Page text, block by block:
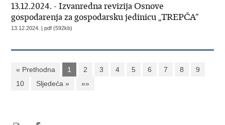
13.12.2024. - Izvanredna revizija Osnove
gospodarenja za gospodarsku jedinicu „TREPČA“
13.12.2024. | pdf (592kb)
« Prethodna 1 2 3 4 5 6 7 8
9
10
Sljedeća » »»